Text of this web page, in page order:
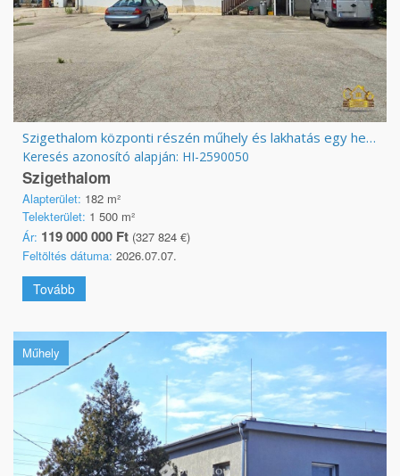
Szigethalom központi részén műhely és lakhatás egy helyen!
Keresés azonosító alapján: HI-2590050
Szigethalom
Alapterület: 182 m²
Telekterület: 1 500 m²
Ár: 119 000 000 Ft (327 824 €)
Feltöltés dátuma: 2026.07.07.
Tovább
Műhely